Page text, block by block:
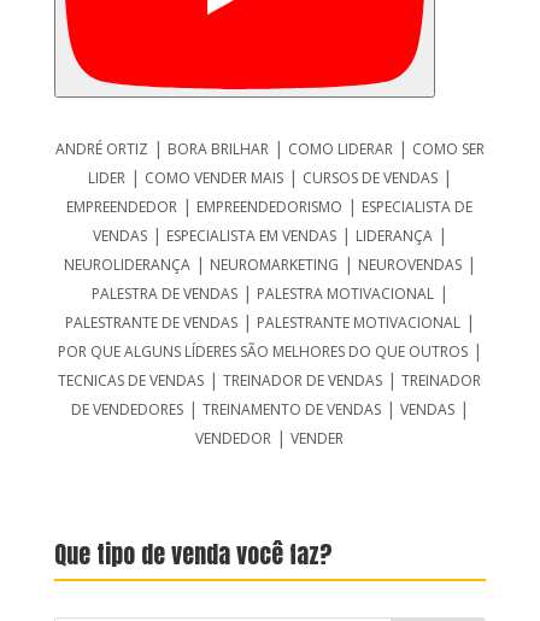
ANDRÉ ORTIZ | BORA BRILHAR| COMO LIDERAR| COMO SER
LIDER| COMO VENDER MAIS| CURSOS DE VENDAS|
EMPREENDEDOR | EMPREENDEDORISMO | ESPECIALISTA DE
VENDAS| ESPECIALISTA EM VENDAS| LIDERANÇA|
NEUROLIDERANÇA| NEUROMARKETING | NEUROVENDAS|
PALESTRA DE VENDAS| PALESTRA MOTIVACIONAL|
PALESTRANTE DE VENDAS| PALESTRANTE MOTIVACIONAL|
POR QUE ALGUNS LÍDERES SÃO MELHORES DO QUE OUTROS|
TECNICAS DE VENDAS |TREINADOR DE VENDAS |TREINADOR
DE VENDEDORES| TREINAMENTO DE VENDAS| VENDAS|
VENDEDOR |VENDER
Que tipo de venda você faz?